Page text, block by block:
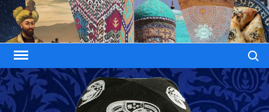
Skip
to
content